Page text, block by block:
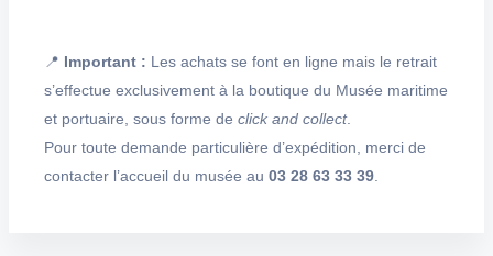
📍 Important : Les achats se font en ligne mais le retrait
s’effectue exclusivement à la boutique du Musée maritime
et portuaire, sous forme de click and collect.
Pour toute demande particulière d’expédition, merci de
contacter l’accueil du musée au 03 28 63 33 39